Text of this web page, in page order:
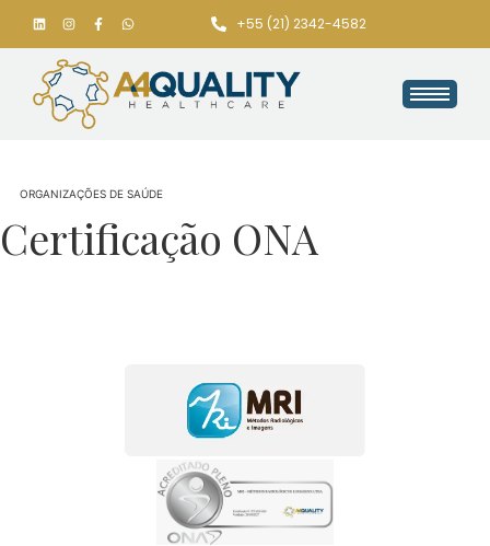
+55 (21) 2342-4582
ORGANIZAÇÕES DE SAÚDE
Certificação ONA